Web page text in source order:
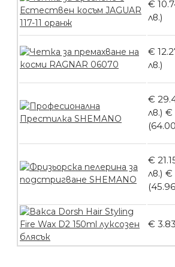
Пила тип ренде
€
лв.)
€
лв.)
€
лв.) €
€
лв.) €
€